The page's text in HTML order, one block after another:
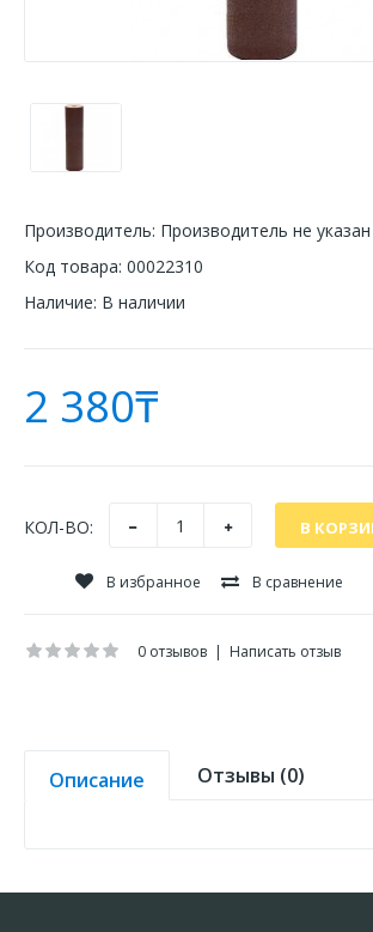
Производитель: Производитель не указан
Код товара: 00022310
Наличие: В наличии
2 380₸
КОЛ-ВО:
В избранное В сравнение
0 отзывов | Написать отзыв
Описание Отзывы (0)